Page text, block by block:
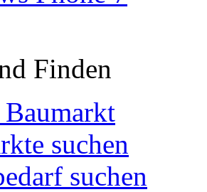
Finden
suchen
suchen